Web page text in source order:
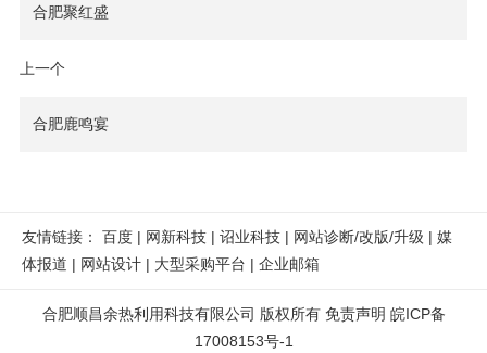
合肥聚红盛
上一个
合肥鹿鸣宴
友情链接： 百度 | 网新科技 | 诏业科技 | 网站诊断/改版/升级 | 媒
体报道 | 网站设计 | 大型采购平台 | 企业邮箱
合肥顺昌余热利用科技有限公司 版权所有 免责声明 皖ICP备
17008153号-1